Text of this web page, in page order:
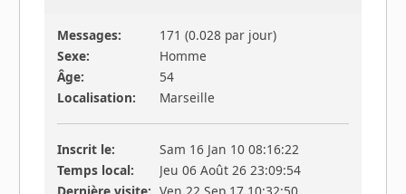
Messages:
171 (0.028 par jour)
Sexe:
Homme
Âge:
54
Localisation:
Marseille
Inscrit le:
Sam 16 Jan 10 08:16:22
Temps local:
Jeu 06 Août 26 23:09:54